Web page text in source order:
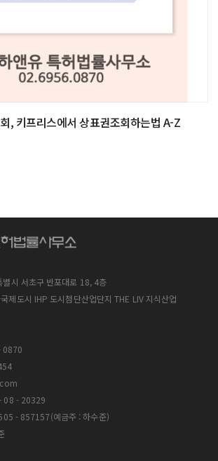
, 키프리스에서 상표권조회하는법 A-Z
시 서초구 반포대로 18, 4층
제도시 IHP 도시첨단산업단지 THE LIV 지식산업
0870
08 - 20329
- 857157(예금주 : 하수준)